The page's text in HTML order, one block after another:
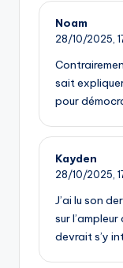
Noam
28/10/2025,
sait
pour
Kayden
28/10/2025,
J’ai lu son
sur
devrait s’y